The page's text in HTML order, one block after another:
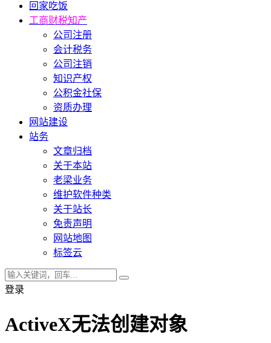
回家吃饭
工商财税知产
公司注册
会计税务
公司注销
知识产权
公积金社保
资质办理
网站建设
站务
文章归档
关于本站
老梁业务
维护软件种类
关于站长
免责声明
网站地图
标签云
登录
ActiveX无法创建对象